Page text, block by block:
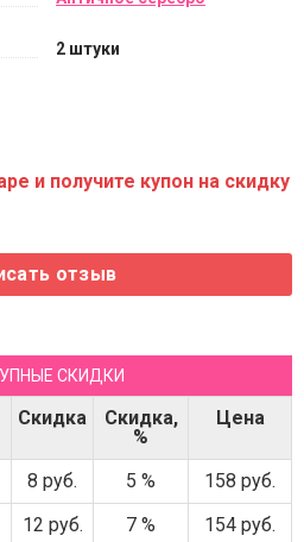
2 штуки
и получите купон на скидку
СКИДКИ
Скидка
Скидка,
%
Цена
8 руб. 5 %
158 руб.
12 руб. 7 %
154 руб.